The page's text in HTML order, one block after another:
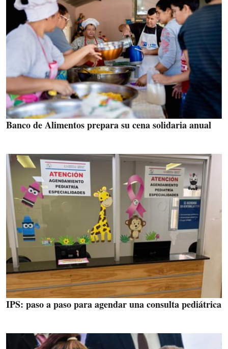
Banco de Alimentos prepara su cena solidaria anual
IPS: paso a paso para agendar una consulta pediátrica